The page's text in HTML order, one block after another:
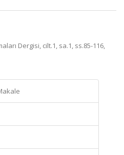
Dergisi, cilt.1, sa.1, ss.85-116,